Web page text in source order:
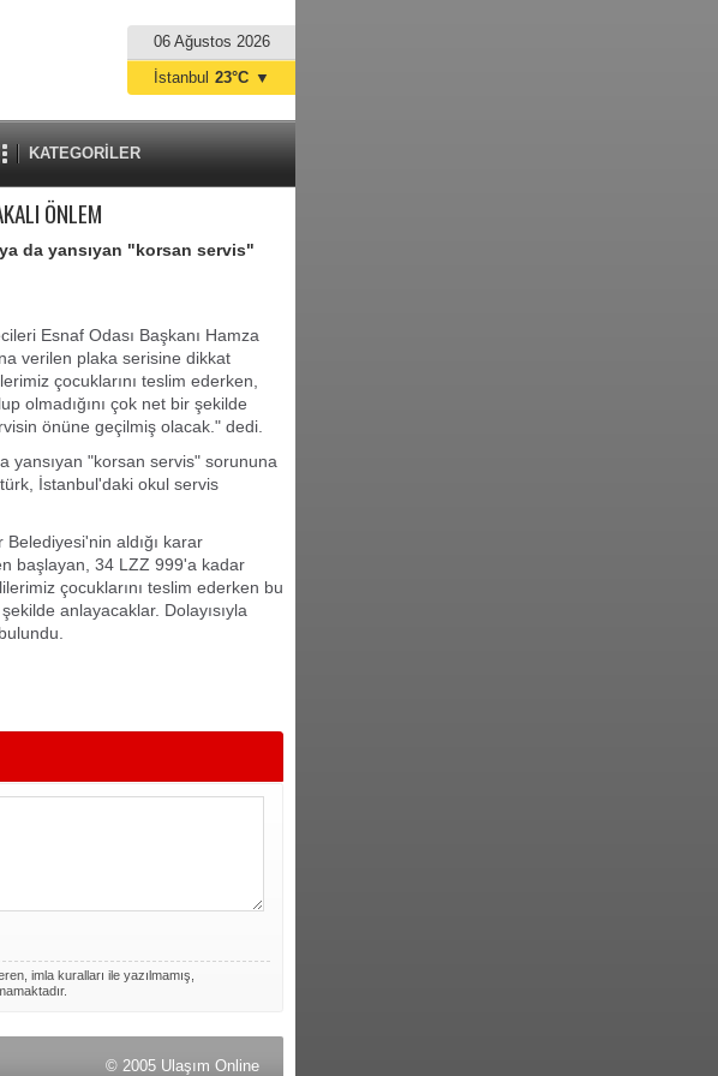
06 Ağustos 2026
KATEGORİLER
İstanbul 23°C ▼
ÖNLEM
da yansıyan "korsan servis"
Esnaf Odası Başkanı Hamza
verilen plaka serisine dikkat
çocuklarını teslim ederken,
olmadığını çok net bir şekilde
önüne geçilmiş olacak." dedi.
yansıyan "korsan servis" sorununa
İstanbul'daki okul servis
aldığı karar
başlayan, 34 LZZ 999'a kadar
çocuklarını teslim ederken bu
anlayacaklar. Dolayısıyla
imla kuralları ile yazılmamış,
© 2005 Ulaşım Online